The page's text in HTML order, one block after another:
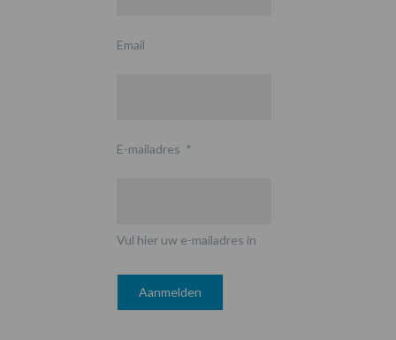
Email
E-mailadres *
Vul hier uw e-mailadres in